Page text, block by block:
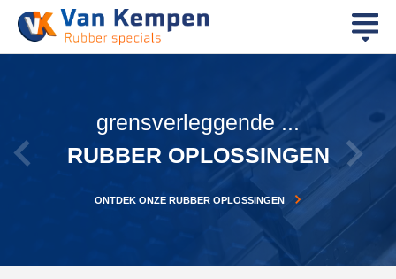
grensverleggende ...
RUBBER OPLOSSINGEN
ONTDEK ONZE RUBBER OPLOSSINGEN
rubber op maat
LUCHTVAARTINDUSTRIE
MAATWERK RUBBER OPLOSSINGEN VOOR DE LUCHTVAART
duurzame oplossingen
RUBBER OP MAAT
MAATWERK RUBBER OPLOSSINGEN